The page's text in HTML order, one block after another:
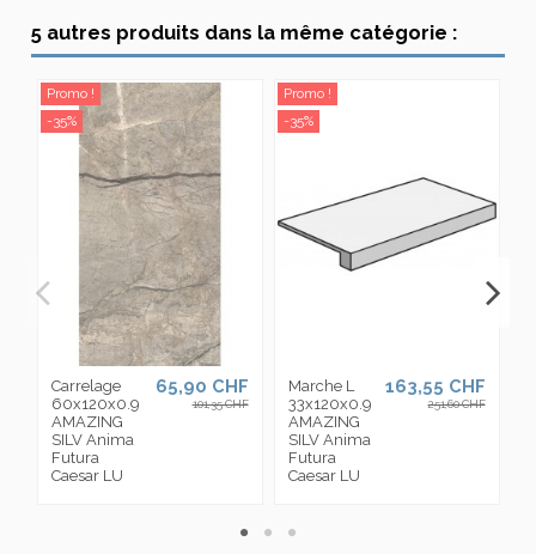
5 autres produits dans la même catégorie :
Promo !
-35%
Carrelage
60x120x0.9
AMAZING
SILV Anima
Futura
Caesar LU
65,90 CHF
101,35 CHF
Promo !
-35%
Marche L
33x120x0.9
AMAZING
SILV Anima
Futura
Caesar LU
163,55 CHF
251,60 CHF